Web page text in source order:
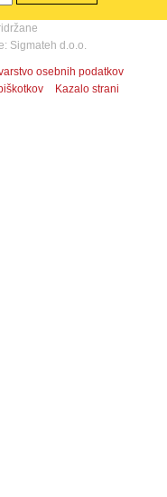
Sigmateh d.o.o.
osebnih podatkov
Kazalo strani